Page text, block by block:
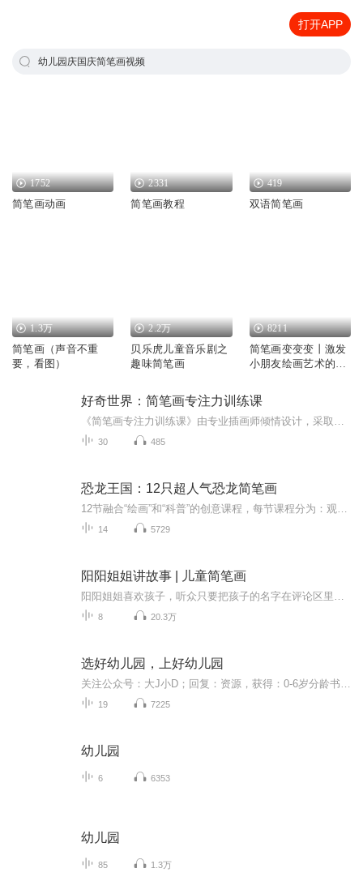
打开APP
幼儿园庆国庆简笔画视频
1752
简笔画动画
2331
简笔画教程
419
双语简笔画
1.3万
简笔画（声音不重
要，看图）
2.2万
贝乐虎儿童音乐剧之
趣味简笔画
8211
简笔画变变变丨激发
小朋友绘画艺术的视
好奇世界：简笔画专注力训练课
30 485
恐龙王国：12只超人气恐龙简笔画
14 5729
阳阳姐姐讲故事 | 儿童简笔画
8 20.3万
选好幼儿园，上好幼儿园
19 7225
幼儿园
6 6353
幼儿园
85 1.3万